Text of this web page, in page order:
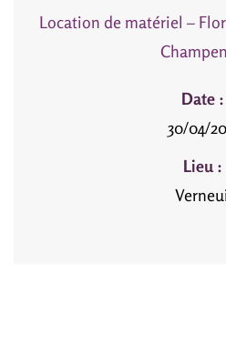
Location de matériel –
Date :
30/04/
Lieu :